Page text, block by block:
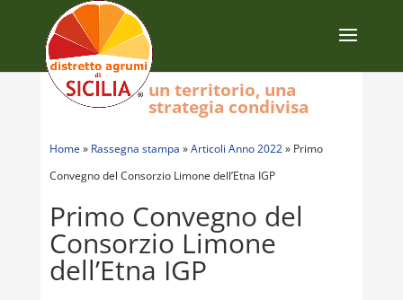
Home » Rassegna stampa »Articoli Anno 2022» Primo
Convegno del Consorzio Limone dell’Etna IGP
Primo Convegno del
Consorzio Limone
dell’Etna IGP
un territorio, una
strategia condivisa